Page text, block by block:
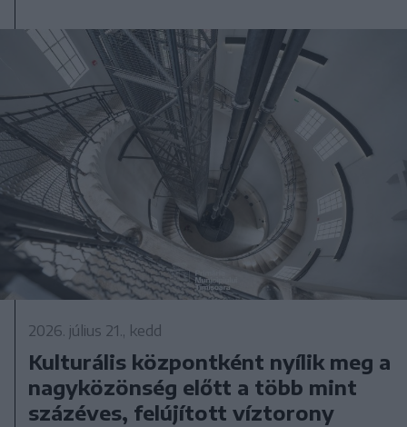
2026. július 21., kedd
Kulturális központként nyílik meg a
nagyközönség előtt a több mint
százéves, felújított víztorony